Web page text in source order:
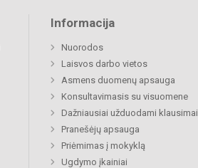
Informacija
Nuorodos
Laisvos darbo vietos
Asmens duomenų apsauga
Konsultavimasis su visuomene
Dažniausiai užduodami klausimai
Pranešėjų apsauga
Priėmimas į mokyklą
Ugdymo įkainiai